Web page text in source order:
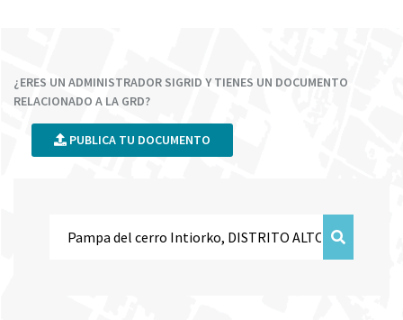
¿ERES UN ADMINISTRADOR SIGRID Y TIENES UN DOCUMENTO
RELACIONADO A LA GRD?
PUBLICA TU DOCUMENTO